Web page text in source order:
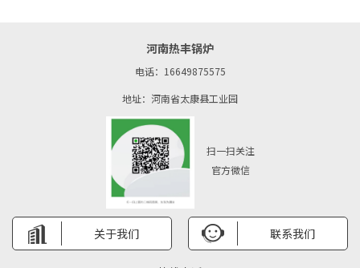
河南热丰锅炉
电话：16649875575
地址：河南省太康县工业园
扫一扫关注
官方微信
关于我们 联系我们